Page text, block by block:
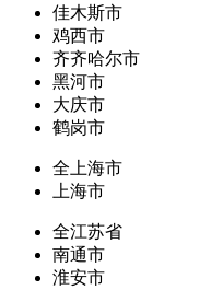
佳木斯市
鸡西市
齐齐哈尔市
黑河市
大庆市
鹤岗市
全上海市
上海市
全江苏省
南通市
淮安市